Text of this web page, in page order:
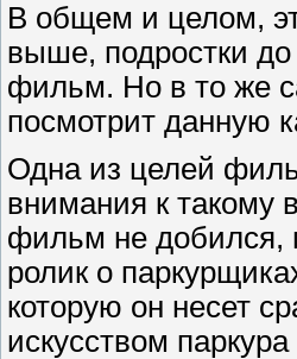
В общем и целом,
выше, подростки до
фильм. Но в то же
посмотрит данную
Одна из целей
внимания к такому
фильм не добился,
ролик о
которую он несет
искусством